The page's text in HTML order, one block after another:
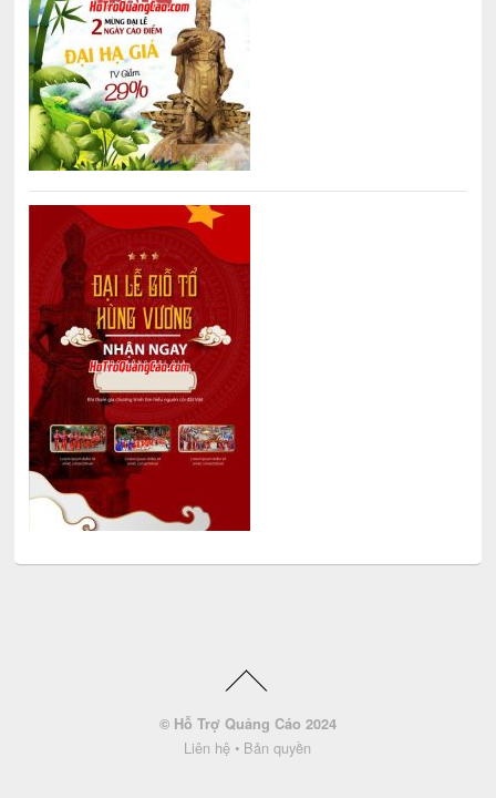
© Hỗ Trợ Quảng Cáo 2024
Liên hệ • Bản quyền